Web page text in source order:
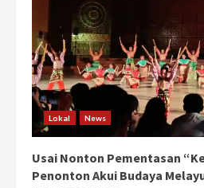
Lokal News
Usai Nonton Pementasan
Penonton Akui Budaya